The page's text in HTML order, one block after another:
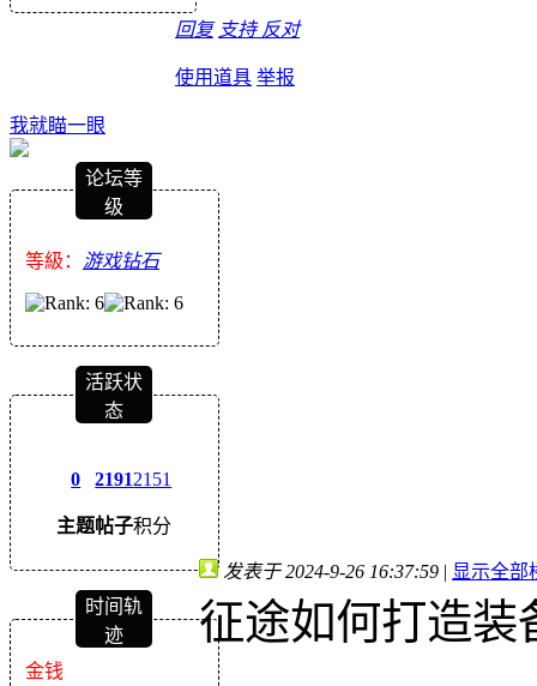
回复 支持 反对
使用道具 举报
我就瞄一眼
论坛等
级
等級： 游戏钻石
活跃状
态
0
主题
2191
帖子
2151
积分
时间轨
迹
金钱
发表于 2024-9-26 16:37:59 | 显示全部
征途如何打造装